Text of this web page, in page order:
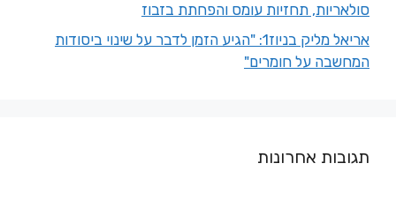
סולאריות, תחזיות עומס והפחתת בזבוז
אריאל מליק בניוז1: "הגיע הזמן לדבר על שינוי ביסודות
המחשבה על חומרים"
תגובות אחרונות